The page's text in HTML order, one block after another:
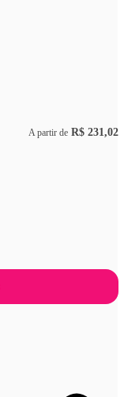
A partir de R$ 231,02